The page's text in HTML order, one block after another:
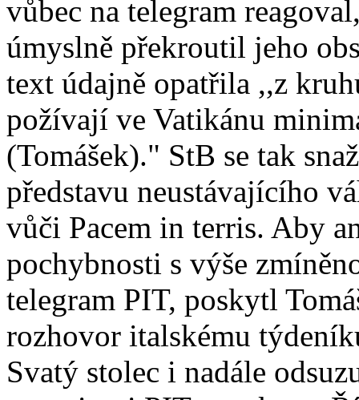
vůbec na telegram
úmyslně překroutil jeho
text údajně opatřila ,,z
požívají ve Vatikánu
(Tomášek)." StB se tak
představu neustávajícího
vůči Pacem in terris. Aby
pochybnosti s výše
telegram PIT, poskytl
rozhovor italskému
Svatý stolec i nadále